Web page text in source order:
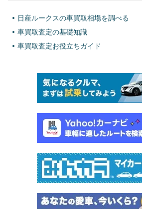
日産ルークスの車買取相場を調べる
車買取査定の基礎知識
車買取査定お役立ちガイド